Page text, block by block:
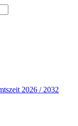
2026 / 2032